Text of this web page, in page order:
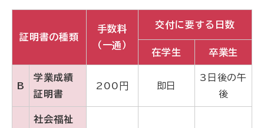
証明書の種類
手数料
（一通）
交付に要する日数
在学生 卒業生
B
学業成績
証明書
200円 即日
3日後の午
後
社会福祉